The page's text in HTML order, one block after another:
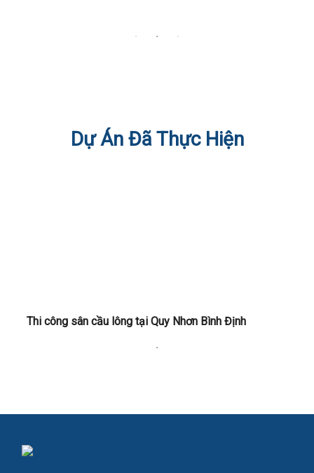
Dự Án Đã Thực Hiện
Thi công sân cầu lông tại Quy Nhơn Bình Định